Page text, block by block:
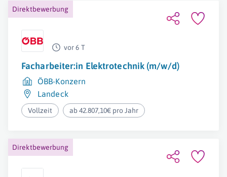
Direktbewerbung
vor 6 T
Facharbeiter:in Elektrotechnik (m/w/d)
ÖBB-Konzern
Landeck
Vollzeit ab 42.807,10€ pro Jahr
Direktbewerbung